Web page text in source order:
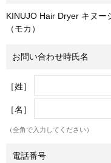
KINUJO Hair Dryer キヌ
（モカ）
お問い合わせ時氏名
［姓］
［名］
（全角で入力してください）
電話番号